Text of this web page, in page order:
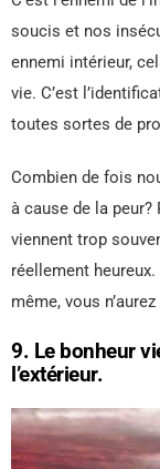
soucis et nos
ennemi intérieur,
vie. C’est
toutes sortes de
Combien de fois
à cause de la
viennent trop
réellement
même, vous
9. Le bonheur
l’extérieur.